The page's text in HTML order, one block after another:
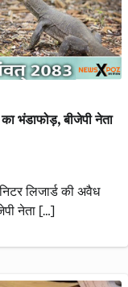
भंडाफोड़, बीजेपी नेता
लिजार्ड की अवैध
नेता […]